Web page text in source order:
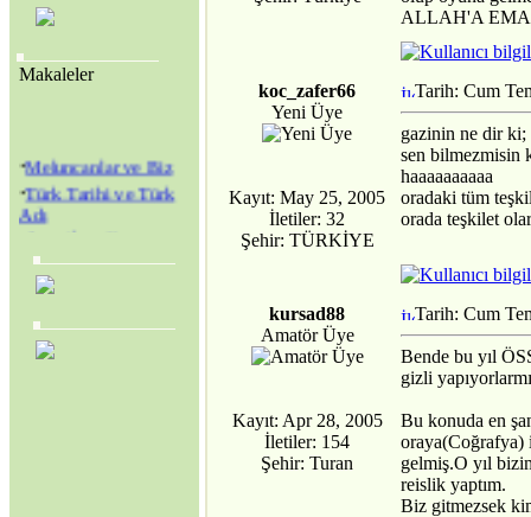
Makaleler
·Meluncanlar ve Biz
·Türk Tarihi ve Türk
Adı
Amerikan Genç
Hristiyanlar Cemiyeti
(Y.M.C.A.) ve
Amerikan Kolejleri
SEVR YASALARI
MECLİS’TEN
ALLAH'A
koc_zafer66
Yeni Üye
Kayıt: May 25, 2005
İletiler: 32
Şehir: TÜRKİYE
Tarih: Cum
gazinin ne dir ki;
sen bilmezmisin
haaaaaaaaaa
oradaki tüm
orada teşkilet
kursad88
Amatör Üye
Kayıt: Apr 28, 2005
İletiler: 154
Şehir: Turan
Tarih: Cum
Bende bu yıl
gizli
Bu konuda en
oraya(Coğrafya)
gelmiş.O yıl
reislik yaptım.
Biz gitmezsek